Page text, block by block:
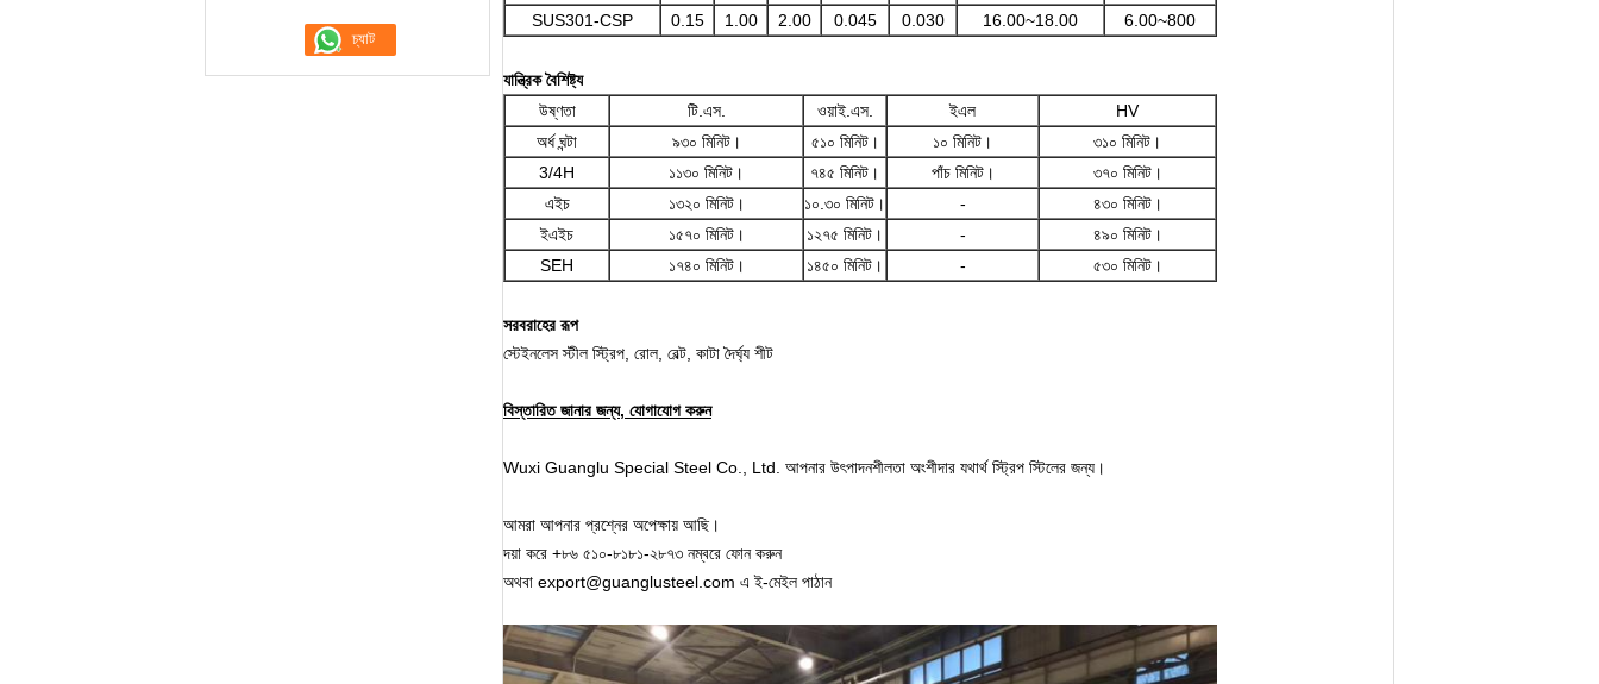
SUS301-CSP
0.15 1.00 2.00 0.045 0.030 16.00~18.00 6.00~800
যান্ত্রিক বৈশিষ্ট্য
উষ্ণতা
টি.এস. ওয়াই.এস. ইএল
HV
অর্ধ ঘন্টা
৯৩০ মিনিট। ৫১০ মিনিট। ১০ মিনিট।
৩১০ মিনিট।
3/4H
১১৩০ মিনিট। ৭৪৫ মিনিট। পাঁচ মিনিট।
৩৭০ মিনিট।
এইচ
১৩২০ মিনিট। ১০.৩০ মিনিট। -
৪৩০ মিনিট।
ইএইচ
১৫৭০ মিনিট। ১২৭৫ মিনিট। -
৪৯০ মিনিট।
SEH
১৭৪০ মিনিট। ১৪৫০ মিনিট। - ৫৩০ মিনিট।
সরবরাহের রূপ
স্টেইনলেস স্টীল স্ট্রিপ, রোল, বেল্ট, কাটা দৈর্ঘ্য শীট
বিস্তারিত জানার জন্য, যোগাযোগ করুন
Wuxi Guanglu Special Steel Co., Ltd. আপনার উৎপাদনশীলতা অংশীদার যথার্থ স্ট্রিপ স্টিলের জন্য।
আমরা আপনার প্রশ্নের অপেক্ষায় আছি।
দয়া করে +৮৬ ৫১০-৮১৮১-২৮৭৩ নম্বরে ফোন করুন
অথবা export@guanglusteel.com এ ই-মেইল পাঠান